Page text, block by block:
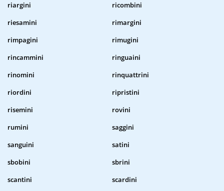
riargini
ricombini
riesamini
rimargini
rimpagini
rimugini
rincammini
ringuaini
rinomini
rinquattrini
riordini
ripristini
risemini
rovini
rumini
saggini
sanguini
satini
sbobini
sbrini
scantini
scardini